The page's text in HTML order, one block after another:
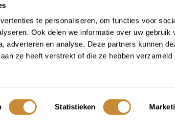
te personaliseren, om functies voor
Ook delen we informatie over uw gebruik
adverteren en analyse. Deze partners kunnen
ze heeft verstrekt of die ze hebben verzameld
Statistieken
Algemene voorwaarden & verzend- en leveringsbeleid